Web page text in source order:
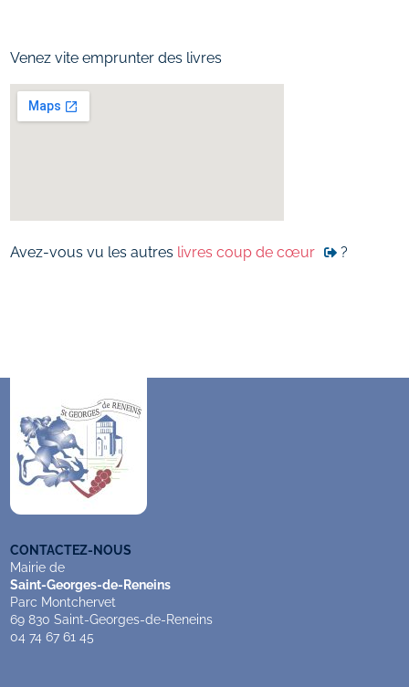
Venez vite emprunter des livres
Avez-vous vu les autres livres coup de cœur ?
CONTACTEZ-NOUS
Mairie de
Saint-Georges-de-Reneins
Parc Montchervet
69 830 Saint-Georges-de-Reneins
04 74 67 61 45